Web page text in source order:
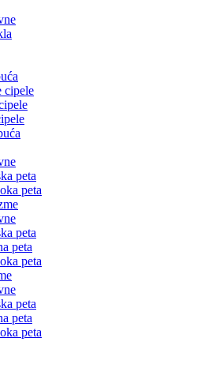
cipele
peta
peta
peta
peta
peta
peta
peta
peta